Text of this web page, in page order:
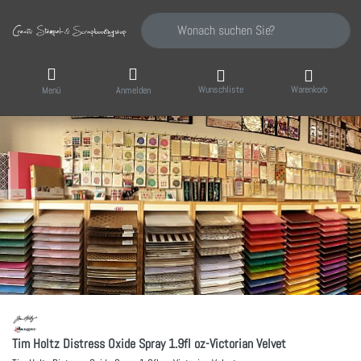
Geben Sie einen Suchbegriff ein. Während
Menü Anmelden Wunschliste Warenkorb
Tim Holtz Distress Oxide Spray 1.9fl oz-Victorian Velvet